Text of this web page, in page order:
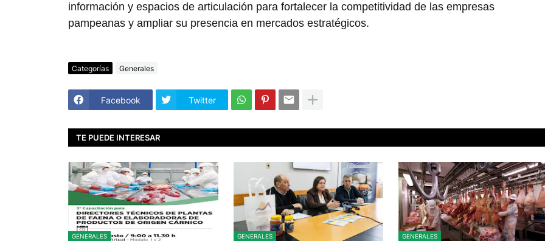
información y espacios de articulación para fortalecer la competitividad de las empresas
pampeanas y ampliar su presencia en mercados estratégicos.
Categorías Generales
Facebook Twitter
TE PUEDE INTERESAR
GENERALES GENERALES GENERALES